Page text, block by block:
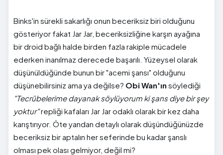
Binks'in sürekli sakarlığı onun beceriksiz biri olduğunu
gösteriyor fakat Jar Jar, beceriksizliğine karşın ayağına
bir droid bağlı halde birden fazla rakiple mücadele
ederken inanılmaz derecede başarılı. Yüzeysel olarak
düşünüldüğünde bunun bir "acemi şansı" olduğunu
düşünebilirsiniz ama ya değilse? Obi Wan'ın söylediği
"Tecrübelerime dayanak söylüyorum ki şans diye bir şey
yoktur"repliği kafaları Jar Jar odaklı olarak bir kez daha
karıştırıyor. Öte yandan detaylı olarak düşündüğünüzde
beceriksiz bir aptalın her seferinde bu kadar şanslı
olması pek olası gelmiyor, değil mi?